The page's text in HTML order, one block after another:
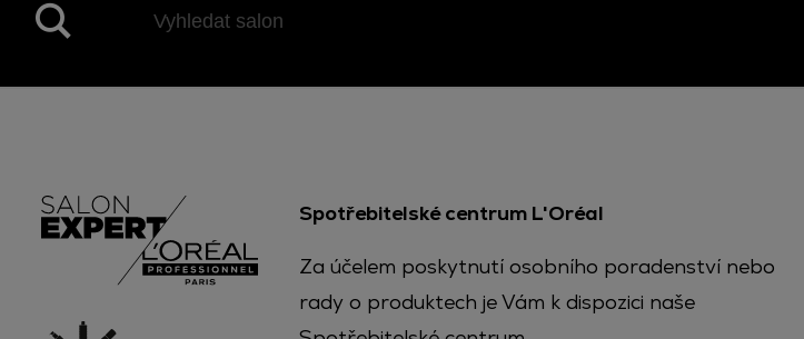
Spotřebitelské centrum L'Oréal
Za účelem poskytnutí osobního poradenství nebo
rady o produktech je Vám k dispozici naše